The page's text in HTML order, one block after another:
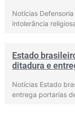
Notícias
intolerância
Estado
ditadura e
Notícias Estado
entrega portarias